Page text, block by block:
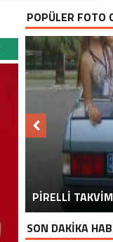
POPÜLER FOTO
PİRELLİ
EN İYİ
BUNU
SON DAKİKA